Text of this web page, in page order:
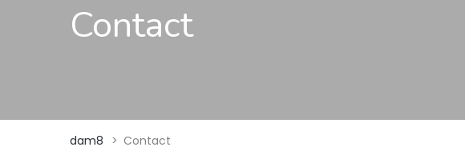
Contact
dam8 > Contact